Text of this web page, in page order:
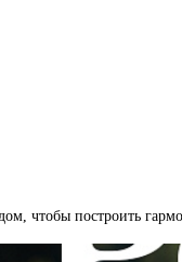
чтобы построить